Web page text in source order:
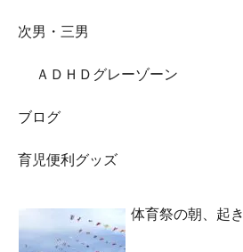
次男・三男
ＡＤＨＤグレーゾーン
ブログ
育児便利グッズ
体育祭の朝、起